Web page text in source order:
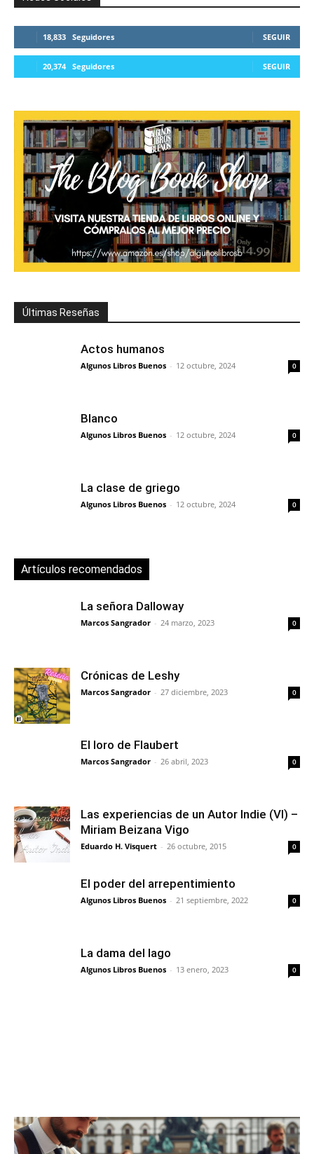
18,833 Seguidores SEGUIR
20,374 Seguidores SEGUIR
Últimas Reseñas
Actos humanos
Algunos Libros Buenos - 12 octubre, 2024 0
Blanco
Algunos Libros Buenos - 12 octubre, 2024 0
La clase de griego
Algunos Libros Buenos - 12 octubre, 2024 0
Artículos recomendados
La señora Dalloway
Marcos Sangrador - 24 marzo, 2023 0
Crónicas de Leshy
Marcos Sangrador - 27 diciembre, 2023 0
El loro de Flaubert
Marcos Sangrador - 26 abril, 2023 0
Las experiencias de un Autor Indie (VI) –
Miriam Beizana Vigo
Eduardo H. Visquert - 26 octubre, 2015 0
El poder del arrepentimiento
Algunos Libros Buenos - 21 septiembre, 2022 0
La dama del lago
Algunos Libros Buenos - 13 enero, 2023 0